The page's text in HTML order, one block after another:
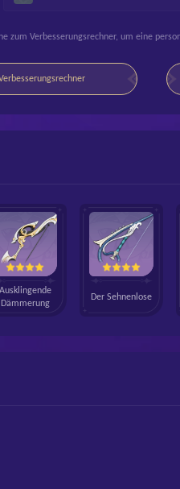
zum Verbesserungsrechner, um eine
Ausklingende
Dämmerung
Der Sehnenlose